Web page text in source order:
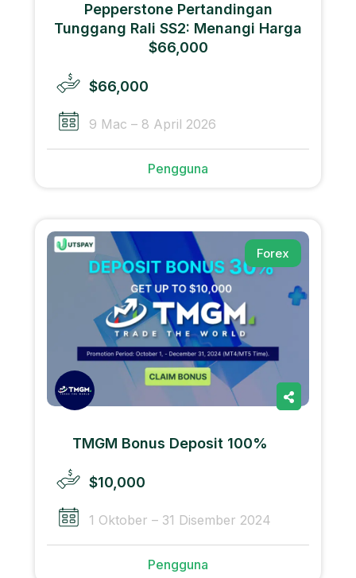
Pepperstone Pertandingan
Tunggang Rali SS2: Menangi Harga
$66,000
$66,000
9 Mac – 8 April 2026
Pengguna
Forex
TMGM Bonus Deposit 100%
$10,000
1 Oktober – 31 Disember 2024
Pengguna